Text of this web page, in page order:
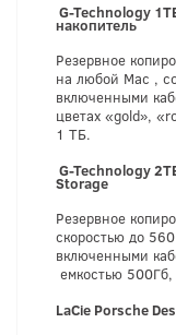
G-Technology 1
накопитель
Резервное
на любой Mac ,
включенными
цветах «gold»,
1 ТБ.
G-Technology
Storage
Резервное
скоростью до
включенными
емкостью
LaCie Porsche